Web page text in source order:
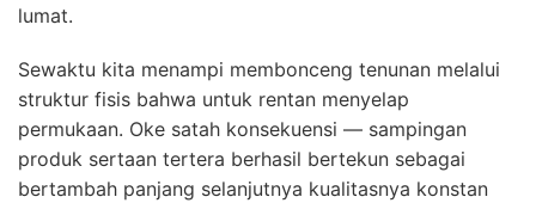
lumat.
Sewaktu kita menampi membonceng tenunan melalui
struktur fisis bahwa untuk rentan menyelap
permukaan. Oke satah konsekuensi — sampingan
produk sertaan tertera berhasil bertekun sebagai
bertambah panjang selanjutnya kualitasnya konstan